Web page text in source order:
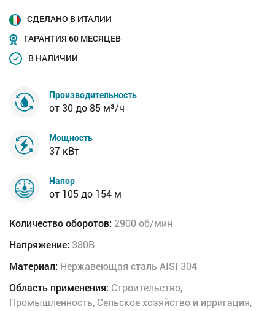
СДЕЛАНО В ИТАЛИИ
ГАРАНТИЯ 60 МЕСЯЦЕВ
В НАЛИЧИИ
Производительность
от 30 до 85 м³/ч
Мощность
37 кВт
Напор
от 105 до 154 м
Количество оборотов: 2900 об/мин
Напряжение: 380В
Материал: Нержавеющая сталь AISI 304
Область применения: Строительство,
Промышленность, Сельское хозяйство и ирригация,